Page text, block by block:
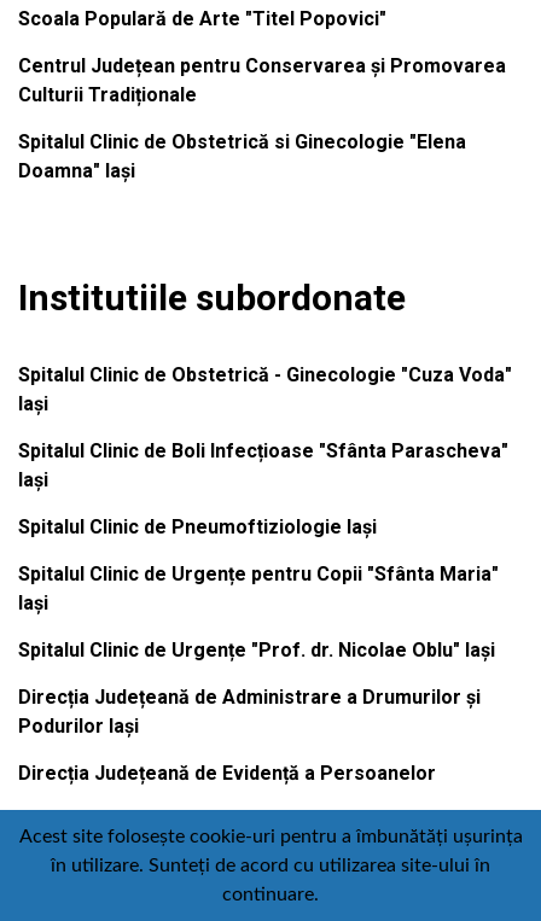
Scoala Populară de Arte "Titel Popovici"
Centrul Județean pentru Conservarea și Promovarea
Culturii Tradiționale
Spitalul Clinic de Obstetrică si Ginecologie "Elena
Doamna" Iași
Institutiile subordonate
Spitalul Clinic de Obstetrică - Ginecologie "Cuza Voda"
Iași
Spitalul Clinic de Boli Infecțioase "Sfânta Parascheva"
Iași
Spitalul Clinic de Pneumoftiziologie Iași
Spitalul Clinic de Urgențe pentru Copii "Sfânta Maria"
Iași
Spitalul Clinic de Urgențe "Prof. dr. Nicolae Oblu" Iași
Direcția Județeană de Administrare a Drumurilor și
Podurilor Iași
Direcția Județeană de Evidență a Persoanelor
Contact Politică de confidențialitate
Acest site folosește cookie-uri pentru a îmbunătăți ușurința
în utilizare. Sunteți de acord cu utilizarea site-ului în
continuare.